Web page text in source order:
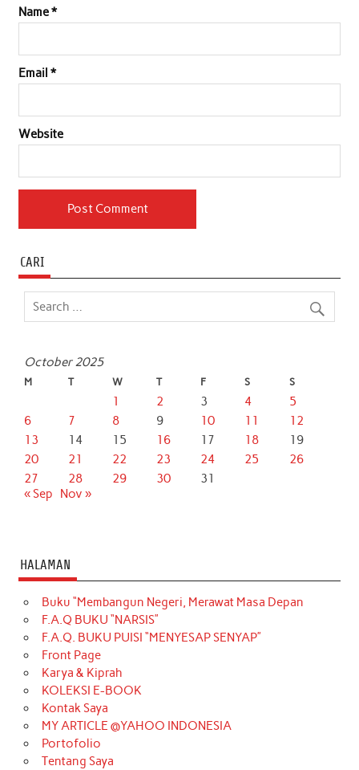
Name*
Email *
Website
CARI
October 2025
M T W T F S S
1 2 3 4
5
6
7 8 9 10 11
12
13
14 15 16 17 18
19
20
21 22 23 24 25
26
27
28 29 30
31
« Sep
Nov »
HALAMAN
Buku “Membangun Negeri, Merawat Masa Depan
F.A.Q BUKU “NARSIS”
F.A.Q. BUKU PUISI “MENYESAP SENYAP”
Front Page
Karya & Kiprah
KOLEKSI E-BOOK
Kontak Saya
MY ARTICLE @YAHOO INDONESIA
Portofolio
Tentang Saya